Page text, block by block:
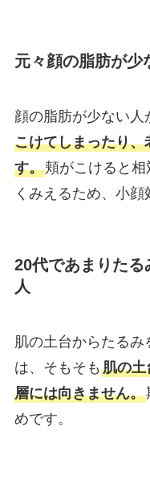
元々顔の脂肪が少
顔の脂肪が少ない人
こけてしまったり
す。頬がこけると相
くみえるため、小顔
20代であまりた
人
肌の土台からたる
は、そもそも 肌の土
層には向きません。
めです。